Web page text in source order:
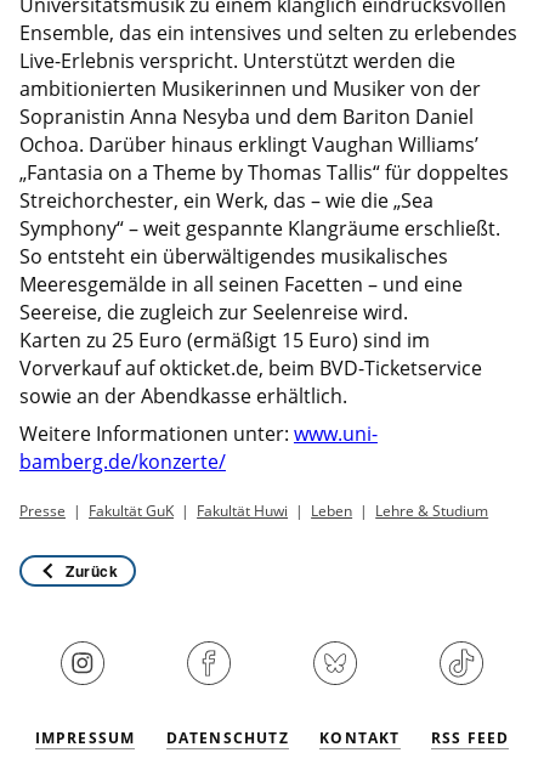
Ensemble, das ein intensives und selten zu erlebendes
Live-Erlebnis verspricht. Unterstützt werden die
ambitionierten Musikerinnen und Musiker von der
Sopranistin Anna Nesyba und dem Bariton Daniel
Ochoa. Darüber hinaus erklingt Vaughan Williams’
„Fantasia on a Theme by Thomas Tallis“ für doppeltes
Streichorchester, ein Werk, das – wie die „Sea
Symphony“ – weit gespannte Klangräume erschließt.
So entsteht ein überwältigendes musikalisches
Meeresgemälde in all seinen Facetten – und eine
Seereise, die zugleich zur Seelenreise wird.
Karten zu 25 Euro (ermäßigt 15 Euro) sind im
Vorverkauf auf okticket.de, beim BVD-Ticketservice
sowie an der Abendkasse erhältlich.
Weitere Informationen unter: www.uni-
bamberg.de/konzerte/
Presse Fakultät GuK Fakultät Huwi Leben Lehre & Studium
Zurück
IMPRESSUM DATENSCHUTZ KONTAKT RSS FEED